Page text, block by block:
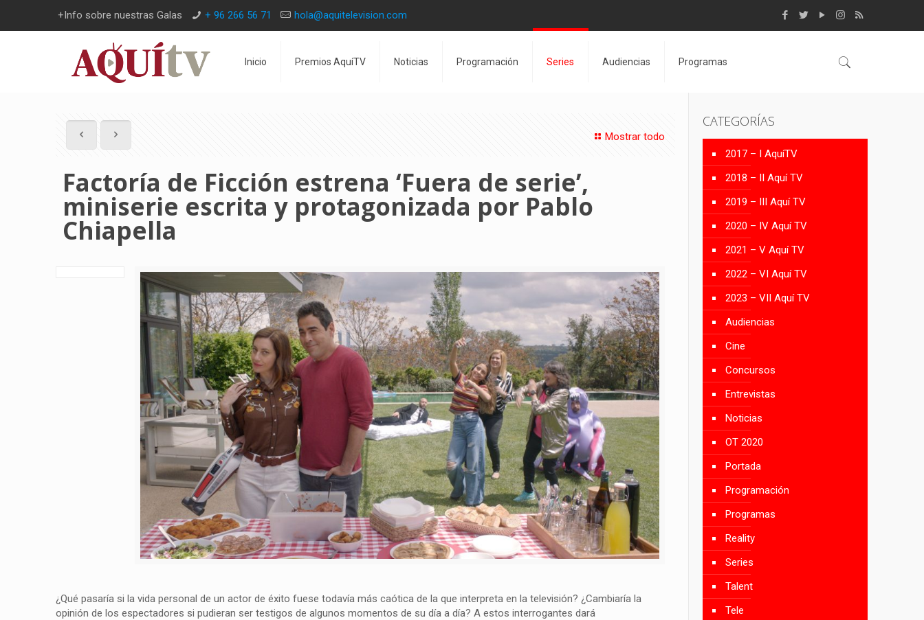
+Info sobre nuestras Galas + 96 266 56 71 hola@aquitelevision.com
Inicio Premios AquíTV Noticias Programación Series Audiencias Programas
Mostrar todo
Factoría de Ficción estrena ‘Fuera de serie’,
miniserie escrita y protagonizada por Pablo
Chiapella
¿Qué pasaría si la vida personal de un actor de éxito fuese todavía más caótica de la que interpreta en la televisión? ¿Cambiaría la
opinión de los espectadores si pudieran ser testigos de algunos momentos de su día a día? A estos interrogantes dará
CATEGORÍAS
2017 – I AquíTV
2018 – II Aquí TV
2019 – III Aquí TV
2020 – IV Aquí TV
2021 – V Aquí TV
2022 – VI Aquí TV
2023 – VII Aquí TV
Audiencias
Cine
Concursos
Entrevistas
Noticias
OT 2020
Portada
Programación
Programas
Reality
Series
Talent
Tele